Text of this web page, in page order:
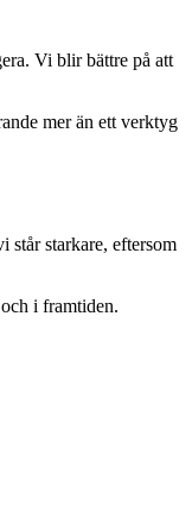
Vi blir bättre på att
mer än ett verktyg
starkare, eftersom
i framtiden.